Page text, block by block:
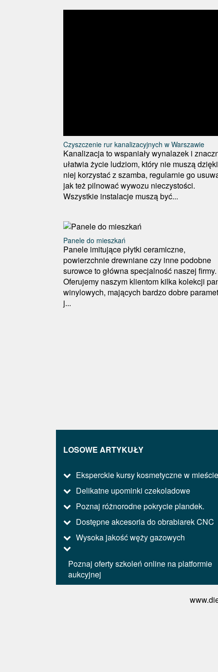
Czyszczenie rur kanalizacyjnych w Warszawie
Kanalizacja to wspaniały wynalazek i
ułatwia życie ludziom, który nie muszą dzięki
niej korzystać z szamba, regularnie go
jak też pilnować wywozu nieczystości.
Wszystkie instalacje muszą być...
Panele do mieszkań
Panele imitujące płytki ceramiczne,
powierzchnie drewniane czy inne podobne
surowce to główna specjalność naszej firmy.
Oferujemy naszym klientom kilka kolekcji
winylowych, mających bardzo dobre
j...
LOSOWE ARTYKUŁY
Eksperckie kursy kosmetyczne w mieście
Delikatne upominki czekoladowe
Poznaj różnorodne pokrycie plandek.
Dostępne akcesoria do obrabiarek CNC
Wysoka jakość węży gazowych
Poznaj oferty szkoleń online na platformie
aukcyjnej